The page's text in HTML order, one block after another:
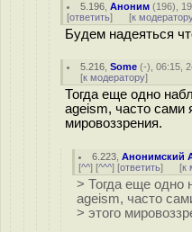
5.196 ,Аноним (196),
[ответить] [к
Будем надеяться
5.216 ,Some (-), 06:15,
[к модератору]
Тогда еще одно
ageism, часто сами
мировоззрения.
6.223 ,Анонимский
[^^] [^^^] [ответить] [к
> Тогда еще
ageism, часто
> этого